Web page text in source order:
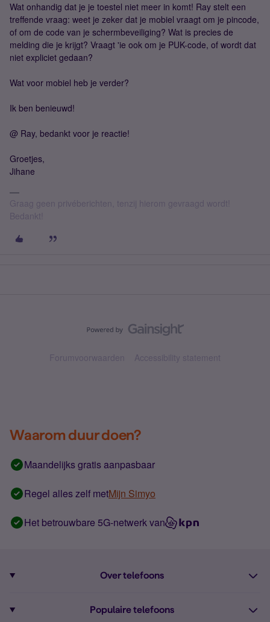
Wat onhandig dat je je toestel niet meer in komt! Ray stelt een
treffende vraag: weet je zeker dat je mobiel vraagt om je pincode,
of om de code van je schermbeveiliging? Wat is precies de
melding die je krijgt? Vraagt 'ie ook om je PUK-code, of wordt dat
niet expliciet gedaan?
Wat voor mobiel heb je verder?
Ik ben benieuwd!
@ Ray, bedankt voor je reactie!
Groetjes,
Jihane
Graag geen privéberichten, tenzij hierom gevraagd wordt!
Bedankt!
Forumvoorwaarden Accessibility statement
Waarom duur doen?
Maandelijks gratis aanpasbaar
Regel alles zelf metMijn Simyo
Het betrouwbare 5G-netwerk van
Over telefoons
Populaire telefoons